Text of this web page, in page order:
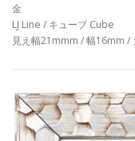
金
LJ Line / キューブ Cube
見え幅21mmm / 幅16mm /